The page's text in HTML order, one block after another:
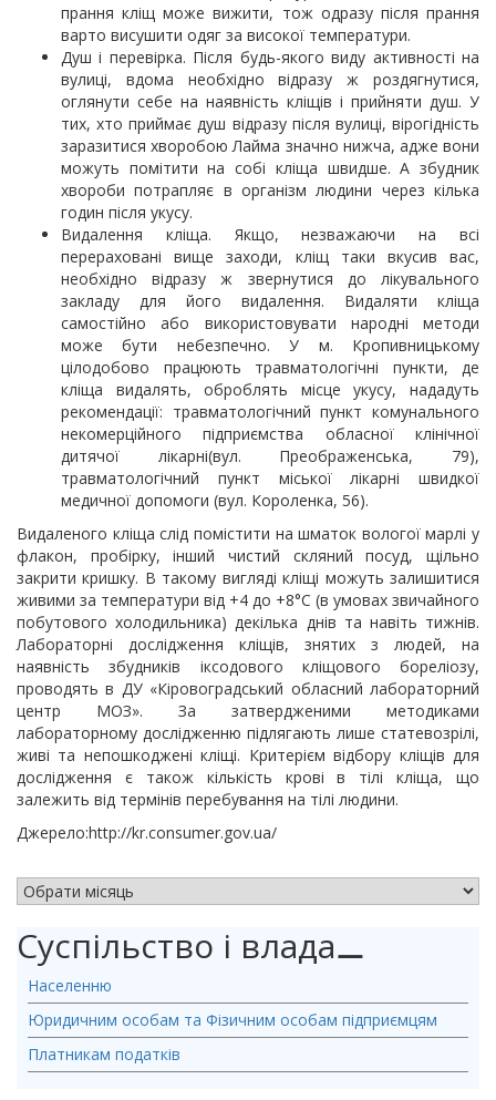
прання кліщ може вижити, тож одразу після прання
варто висушити одяг за високої температури.
Душ і перевірка. Після будь-якого виду активності на
вулиці, вдома необхідно відразу ж роздягнутися,
оглянути себе на наявність кліщів і прийняти душ. У
тих, хто приймає душ відразу після вулиці, вірогідність
заразитися хворобою Лайма значно нижча, адже вони
можуть помітити на собі кліща швидше. А збудник
хвороби потрапляє в організм людини через кілька
годин після укусу.
Видалення кліща. Якщо, незважаючи на всі
перераховані вище заходи, кліщ таки вкусив вас,
необхідно відразу ж звернутися до лікувального
закладу для його видалення. Видаляти кліща
самостійно або використовувати народні методи
може бути небезпечно. У м. Кропивницькому
цілодобово працюють травматологічні пункти, де
кліща видалять, оброблять місце укусу, нададуть
рекомендації: травматологічний пункт комунального
некомерційного підприємства обласної клінічної
дитячої лікарні(вул. Преображенська, 79),
травматологічний пункт міської лікарні швидкої
медичної допомоги (вул. Короленка, 56).
Видаленого кліща слід помістити на шматок вологої марлі у
флакон, пробірку, інший чистий скляний посуд, щільно
закрити кришку. В такому вигляді кліщі можуть залишитися
живими за температури від +4 до +8°С (в умовах звичайного
побутового холодильника) декілька днів та навіть тижнів.
Лабораторні дослідження кліщів, знятих з людей, на
наявність збудників іксодового кліщового бореліозу,
проводять в ДУ «Кіровоградський обласний лабораторний
центр МОЗ». За затвердженими методиками
лабораторному дослідженню підлягають лише статевозрілі,
живі та непошкоджені кліщі. Критерієм відбору кліщів для
дослідження є також кількість крові в тілі кліща, що
залежить від термінів перебування на тілі людини.
Джерело:http://kr.consumer.gov.ua/
Суспільство і влада⚊
Населенню
Юридичним особам та Фізичним особам підприємцям
Платникам податків